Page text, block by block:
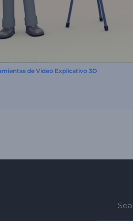
fue creado con
de Video Explicativo 3D